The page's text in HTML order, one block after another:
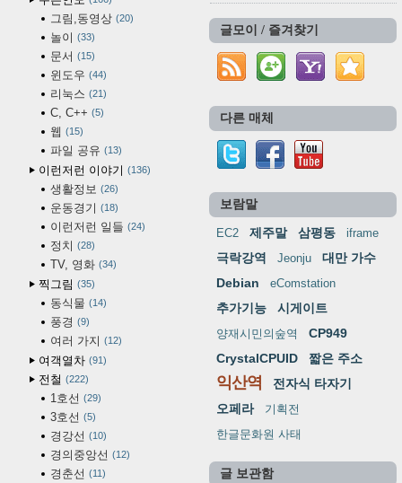
그림,동영상 20
놀이 33
문서 15
윈도우 44
리눅스 21
C, C++ 5
웹 15
파일 공유 13
이런저런 이야기 136
생활정보 26
운동경기 18
이런저런 일들 24
정치 28
TV, 영화 34
찍그림 35
동식물 14
풍경 9
여러 가지 12
여객열차 91
전철 222
1호선 29
3호선 5
경강선 10
경의중앙선 12
경춘선 11
글모이 / 즐겨찾기
다른 매체
보람말
EC2 제주말 삼평동 iframe
극락강역 Jeonju
대만 가수
Debian
eComstation
추가기능 시게이트
양재시민의숲역
CP949
CrystalCPUID
짧은 주소
익산역
전자식 타자기
오페라
기획전
한글문화원 사태
글 보관함